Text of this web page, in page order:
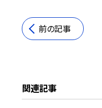
前の記事
関連記事